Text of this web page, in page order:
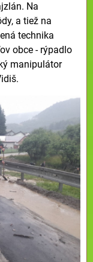
Na
a tiež na
technika
obce - rýpadlo
manipulátor